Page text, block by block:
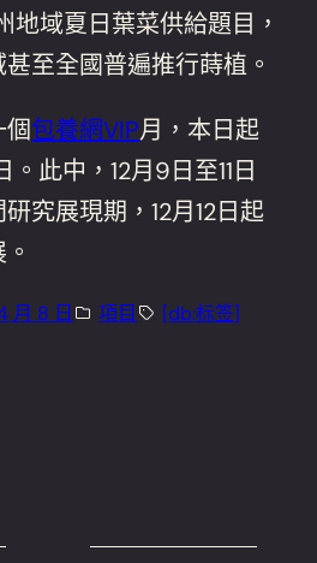
地域夏日葉菜供給題目，
至全國普遍推行蒔植。
個包養網VIP月，本日起
。此中，12月9日至11日
研究展現期，12月12日起
月 8 日 項目 [db:标签]